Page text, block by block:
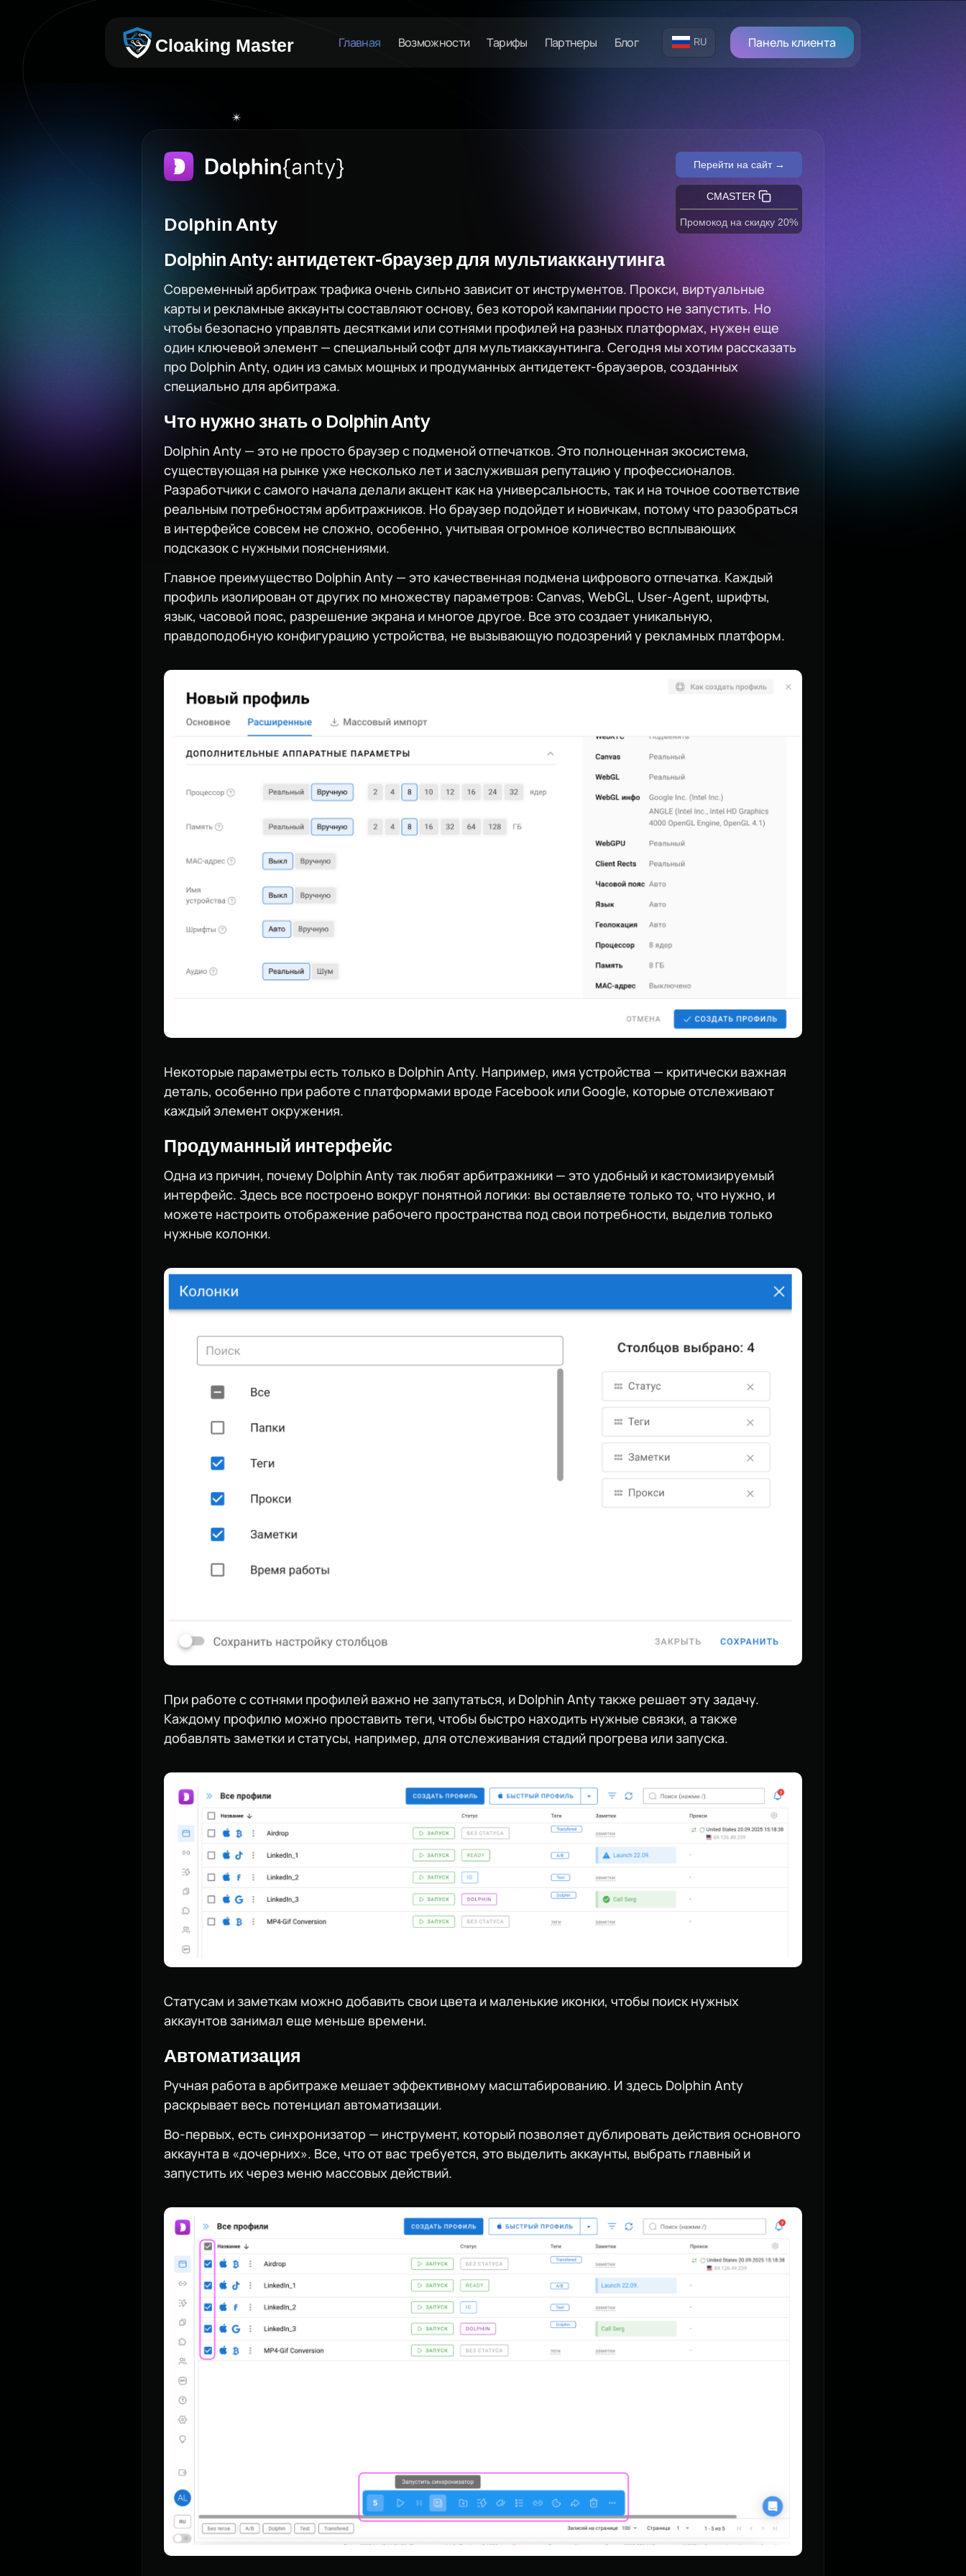
Cloaking Master Главная Возможности Тарифы Партнеры Блог RU Панель клиента
Dolphin Anty
Перейти на сайт →
CMASTER
Промокод на скидку 20%
Dolphin Anty: антидетект-браузер для мультиакканутинга
Современный арбитраж трафика очень сильно зависит от инструментов. Прокси, виртуальные
карты и рекламные аккаунты составляют основу, без которой кампании просто не запустить. Но
чтобы безопасно управлять десятками или сотнями профилей на разных платформах, нужен еще
один ключевой элемент — специальный софт для мультиаккаунтинга. Сегодня мы хотим рассказать
про Dolphin Anty, один из самых мощных и продуманных антидетект-браузеров, созданных
специально для арбитража.
Что нужно знать о Dolphin Anty
Dolphin Anty — это не просто браузер с подменой отпечатков. Это полноценная экосистема,
существующая на рынке уже несколько лет и заслужившая репутацию у профессионалов.
Разработчики с самого начала делали акцент как на универсальность, так и на точное соответствие
реальным потребностям арбитражников. Но браузер подойдет и новичкам, потому что разобраться
в интерфейсе совсем не сложно, особенно, учитывая огромное количество всплывающих
подсказок с нужными пояснениями.
Главное преимущество Dolphin Anty — это качественная подмена цифрового отпечатка. Каждый
профиль изолирован от других по множеству параметров: Canvas, WebGL, User-Agent, шрифты,
язык, часовой пояс, разрешение экрана и многое другое. Все это создает уникальную,
правдоподобную конфигурацию устройства, не вызывающую подозрений у рекламных платформ.
Некоторые параметры есть только в Dolphin Anty. Например, имя устройства — критически важная
деталь, особенно при работе с платформами вроде Facebook или Google, которые отслеживают
каждый элемент окружения.
Продуманный интерфейс
Одна из причин, почему Dolphin Anty так любят арбитражники — это удобный и кастомизируемый
интерфейс. Здесь все построено вокруг понятной логики: вы оставляете только то, что нужно, и
можете настроить отображение рабочего пространства под свои потребности, выделив только
нужные колонки.
При работе с сотнями профилей важно не запутаться, и Dolphin Anty также решает эту задачу.
Каждому профилю можно проставить теги, чтобы быстро находить нужные связки, а также
добавлять заметки и статусы, например, для отслеживания стадий прогрева или запуска.
Статусам и заметкам можно добавить свои цвета и маленькие иконки, чтобы поиск нужных
аккаунтов занимал еще меньше времени.
Автоматизация
Ручная работа в арбитраже мешает эффективному масштабированию. И здесь Dolphin Anty
раскрывает весь потенциал автоматизации.
Во-первых, есть синхронизатор — инструмент, который позволяет дублировать действия основного
аккаунта в «дочерних». Все, что от вас требуется, это выделить аккаунты, выбрать главный и
запустить их через меню массовых действий.